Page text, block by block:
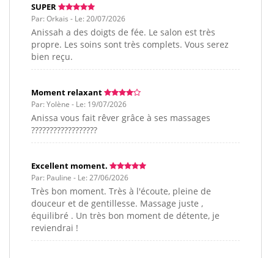
SUPER
Par: Orkais - Le: 20/07/2026
Anissah a des doigts de fée. Le salon est très
propre. Les soins sont très complets. Vous serez
bien reçu.
Moment relaxant
Par: Yolène - Le: 19/07/2026
Anissa vous fait rêver grâce à ses massages
??????????????????
Excellent moment.
Par: Pauline - Le: 27/06/2026
Très bon moment. Très à l'écoute, pleine de
douceur et de gentillesse. Massage juste ,
équilibré . Un très bon moment de détente, je
reviendrai !